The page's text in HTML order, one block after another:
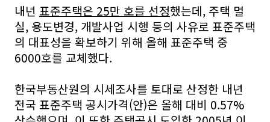
내년 표준주택은 25만 호를 선정했는데, 주택 멸
실, 용도변경, 개발사업 시행 등의 사유로 표준주택
의 대표성을 확보하기 위해 올해 표준주택 중
6000호를 교체했다.
한국부동산원의 시세조사를 토대로 산정한 내년
전국 표준주택 공시가격(안)은 올해 대비 0.57%